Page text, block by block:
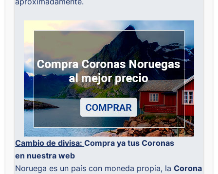
Cambio de divisa:Compra ya tus Coronas
en nuestra web
Noruega es un país con moneda propia, laCorona